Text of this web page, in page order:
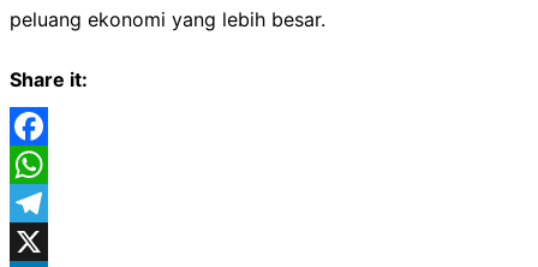
peluang ekonomi yang lebih besar.
Share it:
Facebook
WhatsApp
Telegram